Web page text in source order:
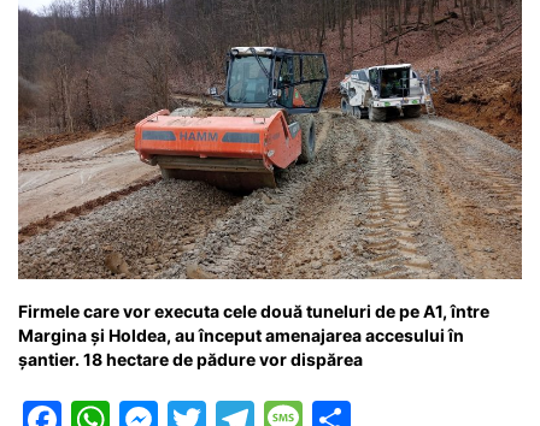
Firmele care vor executa cele două tuneluri de pe A1, între
Margina și Holdea, au început amenajarea accesului în
șantier. 18 hectare de pădure vor dispărea